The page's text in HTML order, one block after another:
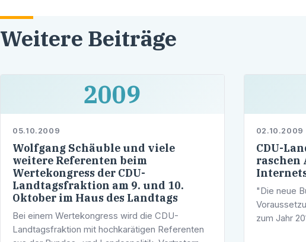
Weitere Beiträge
2009
05.10.2009
Wolfgang Schäuble und viele
weitere Referenten beim
Wertekongress der CDU-
Landtagsfraktion am 9. und 10.
Oktober im Haus des Landtags
Bei einem Wertekongress wird die CDU-
Landtagsfraktion mit hochkarätigen Referenten
02.10.2009
CDU-
raschen
"Die neue
zum Jahr